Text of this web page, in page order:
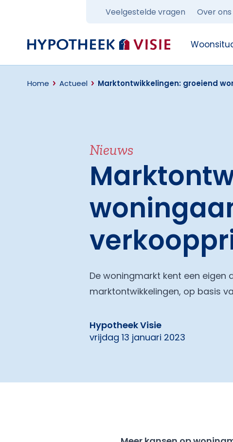
Veelgestelde vragen Over ons
Terug naar home
Home Actueel Marktontwikkelingen: groeiend
Nieuws
De woningmarkt kent een eigen
marktontwikkelingen, op basis
Hypotheek Visie
vrijdag 13 januari 2023